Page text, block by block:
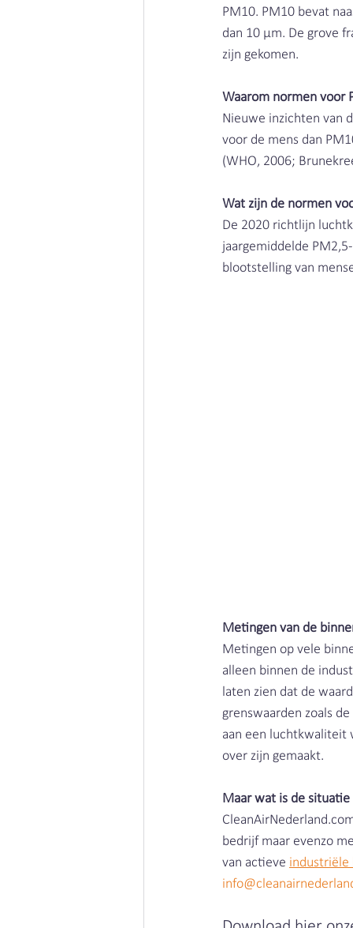
PM10. PM10 bevat
dan 10 µm. De grove
zijn gekomen.
Waarom normen voor
Nieuwe inzichten van
voor de mens dan
(WHO, 2006;
Wat zijn de normen
De 2020 richtlijn
jaargemiddelde
blootstelling van
Metingen van de
Metingen op vele
alleen binnen de
laten zien dat de
grenswaarden zoals
aan een luchtkwaliteit
over zijn gemaakt.
Maar wat is de situatie
bedrijf maar evenzo
van actieve industriële